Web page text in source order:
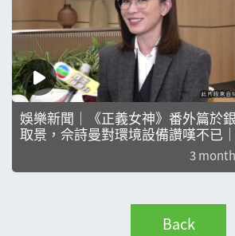
娛樂新聞｜《正義女神》番外篇於
取景，佘詩曼對環境設備讚嘆不已
3
Back